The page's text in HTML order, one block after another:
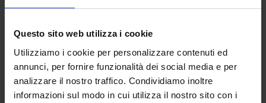
Questo sito web utilizza i cookie
Utilizziamo i cookie per personalizzare contenuti ed
annunci, per fornire funzionalità dei social media e per
analizzare il nostro traffico. Condividiamo inoltre
informazioni sul modo in cui utilizza il nostro sito con i